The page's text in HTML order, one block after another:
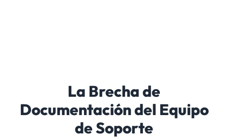
La Brecha de
Documentación del Equipo
de Soporte